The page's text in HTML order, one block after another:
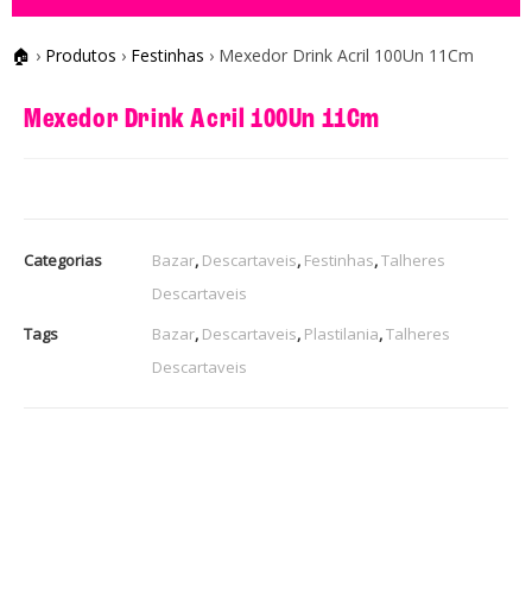
🏠 › Produtos › Festinhas › Mexedor Drink Acril 100Un 11Cm
Mexedor Drink Acril 100Un 11Cm
Categorias Bazar, Descartaveis, Festinhas,Talheres
Descartaveis
Tags
Bazar, Descartaveis, Plastilania,Talheres
Descartaveis